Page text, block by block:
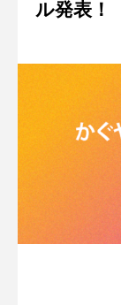
ル発表！